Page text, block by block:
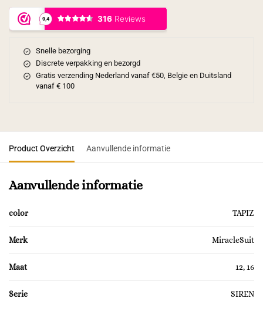
Snelle bezorging
Discrete verpakking en bezorgd
Gratis verzending Nederland vanaf €50, Belgie en Duitsland
vanaf € 100
Product Overzicht Aanvullende informatie
Aanvullende informatie
color TAPIZ
Merk MiracleSuit
Maat 12, 16
Serie SIREN